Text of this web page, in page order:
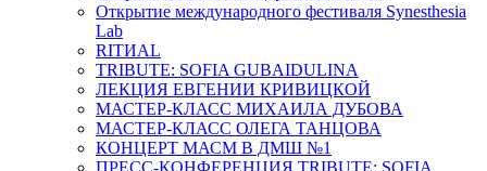
Открытие международного фестиваля Synesthesia
Lab
RITИAL
TRIBUTE: SOFIA GUBAIDULINA
ЛЕКЦИЯ ЕВГЕНИИ КРИВИЦКОЙ
МАСТЕР-КЛАСС МИХАИЛА ДУБОВА
МАСТЕР-КЛАСС ОЛЕГА ТАНЦОВА
КОНЦЕРТ МАСМ В ДМШ №1
ПРЕСС-КОНФЕРЕНЦИЯ TRIBUTE: SOFIA